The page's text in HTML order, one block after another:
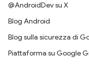
@AndroidDev su X
Blog Android
Blog sulla sicurezza di
Piattaforma su Google